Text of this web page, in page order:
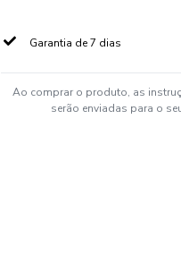
Garantia de 7 dias
Ao comprar o produto, as
serão enviadas para o